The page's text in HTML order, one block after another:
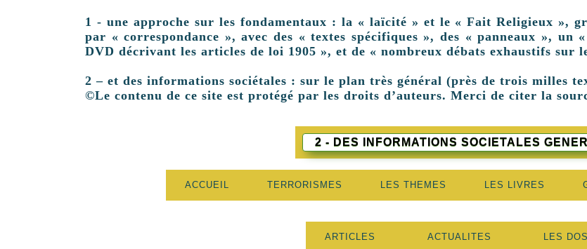
1 - une approche sur les fondamentaux : la « laïcité » et le « Fait Religieux »,
par « correspondance », avec des « textes spécifiques », des « panneaux », un
DVD décrivant les articles de loi 1905 », et de « nombreux débats exhaustifs sur
2 – et des informations sociétales : sur le plan très général (près de trois milles
©Le contenu de ce site est protégé par les droits d’auteurs. Merci de citer la
2 - DES INFORMATIONS SOCIETALES
ACCUEIL TERRORISMES LES THEMES LES LIVRES
ARTICLES ACTUALITES LES